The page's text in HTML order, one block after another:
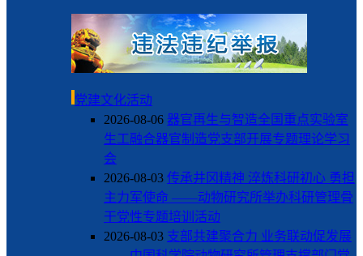
党建文化活动
2026-08-06 器官再生与智造全国重点实验室
生工融合器官制造党支部开展专题理论学习
会
2026-08-03 传承井冈精神 淬炼科研初心 勇担
主力军使命 ——动物研究所举办科研管理骨
干党性专题培训活动
2026-08-03 支部共建聚合力 业务联动促发展